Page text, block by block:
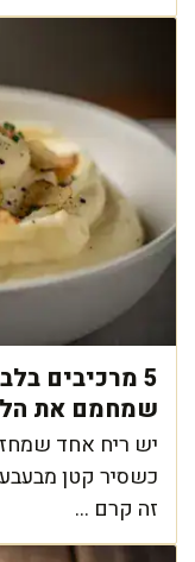
5 מרכיבים
שמחמם את
יש ריח אחד
כשסיר קטן
זה קרם ...